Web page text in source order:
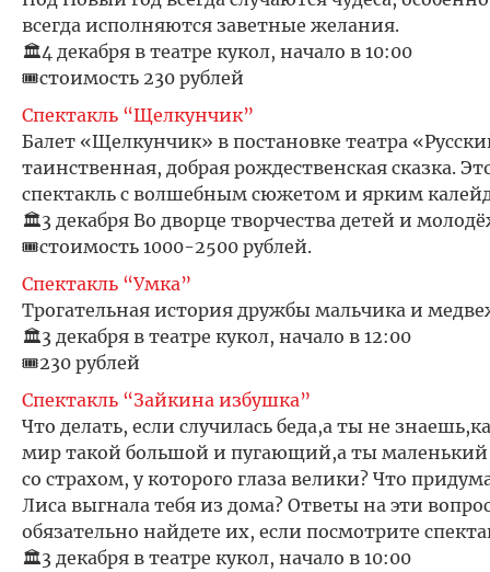
всегда исполняются заветные желания.
🏛️4 декабря в театре кукол, начало в 10:00
🎟️стоимость 230 рублей
Спектакль “Щелкунчик”
Балет «Щелкунчик» в постановке театра
таинственная, добрая рождественская сказка.
спектакль с волшебным сюжетом и ярким
🏛️3 декабря Во дворце творчества детей и
🎟️стоимость 1000-2500 рублей.
Спектакль “Умка”
Трогательная история дружбы мальчика и
🏛️3 декабря в театре кукол, начало в 12:00
🎟️230 рублей
Спектакль “Зайкина избушка”
Что делать, если случилась беда,а ты не
мир такой большой и пугающий,а ты маленький
со страхом, у которого глаза велики? Что
Лиса выгнала тебя из дома? Ответы на эти
обязательно найдете их, если посмотрите
🏛️3 декабря в театре кукол, начало в 10:00